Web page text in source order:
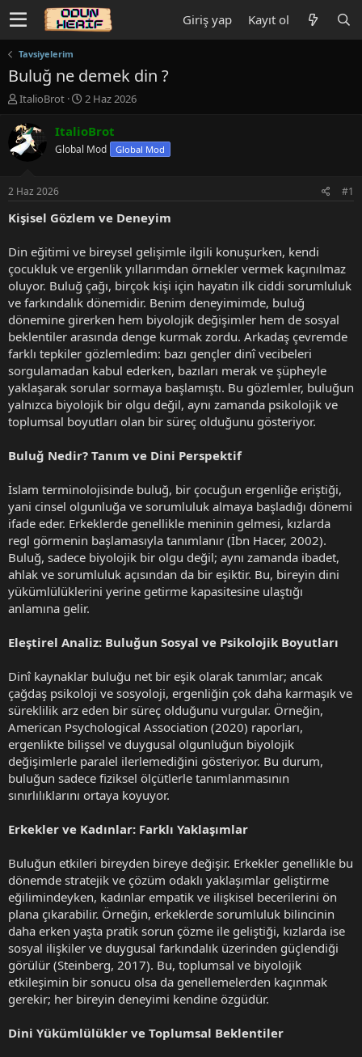
Giriş yap Kayıt ol
Tavsiyelerim
Buluğ ne demek din ?
K
n
u
y
b
a
ş
t
a
n
ItalioBrot
B
ş
a
ı
ç
r
i
h
2 Haz 2026
ItalioBrot
Global Mod Global Mod
2 Haz 2026 #1
Kişisel Gözlem ve Deneyim
Din eğitimi ve bireysel gelişimle ilgili konuşurken, kendi
çocukluk ve ergenlik yıllarımdan örnekler vermek kaçınılmaz
oluyor. Buluğ çağı, birçok kişi için hayatın ilk ciddi sorumluluk
ve farkındalık dönemidir. Benim deneyimimde, buluğ
dönemine girerken hem biyolojik değişimler hem de sosyal
beklentiler arasında denge kurmak zordu. Arkadaş çevremde
farklı tepkiler gözlemledim: bazı gençler dinî vecibeleri
sorgulamadan kabul ederken, bazıları merak ve şüpheyle
yaklaşarak sorular sormaya başlamıştı. Bu gözlemler, buluğun
yalnızca biyolojik bir olgu değil, aynı zamanda psikolojik ve
toplumsal boyutları olan bir süreç olduğunu gösteriyor.
Buluğ Nedir? Tanım ve Dini Perspektif
İslam terminolojisinde buluğ, bir çocuğun ergenliğe eriştiği,
yani cinsel olgunluğa ve sorumluluk almaya başladığı dönemi
ifade eder. Erkeklerde genellikle meninin gelmesi, kızlarda
regl görmenin başlamasıyla tanımlanır (İbn Hacer, 2002).
Buluğ, sadece biyolojik bir olgu değil; aynı zamanda ibadet,
ahlak ve sorumluluk açısından da bir eşiktir. Bu, bireyin dini
yükümlülüklerini yerine getirme kapasitesine ulaştığı
anlamına gelir.
Eleştirel Analiz: Buluğun Sosyal ve Psikolojik Boyutları
Dinî kaynaklar buluğu net bir eşik olarak tanımlar; ancak
çağdaş psikoloji ve sosyoloji, ergenliğin çok daha karmaşık ve
süreklilik arz eden bir süreç olduğunu vurgular. Örneğin,
American Psychological Association (2020) raporları,
ergenlikte bilişsel ve duygusal olgunluğun biyolojik
değişimlerle paralel ilerlemediğini gösteriyor. Bu durum,
buluğun sadece fiziksel ölçütlerle tanımlanmasının
sınırlılıklarını ortaya koyuyor.
Erkekler ve Kadınlar: Farklı Yaklaşımlar
Buluğun etkileri bireyden bireye değişir. Erkekler genellikle bu
dönemde stratejik ve çözüm odaklı yaklaşımlar geliştirme
eğilimindeyken, kadınlar empatik ve ilişkisel becerilerini ön
plana çıkarabilir. Örneğin, erkeklerde sorumluluk bilincinin
daha erken yaşta pratik sorun çözme ile geliştiği, kızlarda ise
sosyal ilişkiler ve duygusal farkındalık üzerinden güçlendiği
görülür (Steinberg, 2017). Bu, toplumsal ve biyolojik
etkileşimin bir sonucu olsa da genellemelerden kaçınmak
gerekir; her bireyin deneyimi kendine özgüdür.
Dini Yükümlülükler ve Toplumsal Beklentiler